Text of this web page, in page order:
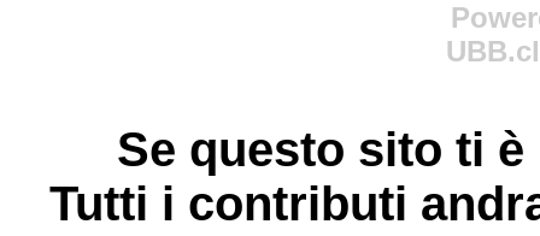
Se questo sito ti
Tutti i contributi